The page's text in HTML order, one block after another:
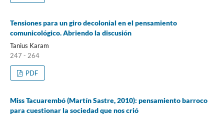
Tensiones para un giro decolonial en el pensamiento
comunicológico. Abriendo la discusión
Tanius Karam
247 - 264
PDF
Miss Tacuarembó (Martín Sastre, 2010): pensamiento barroco
para cuestionar la sociedad que nos crió